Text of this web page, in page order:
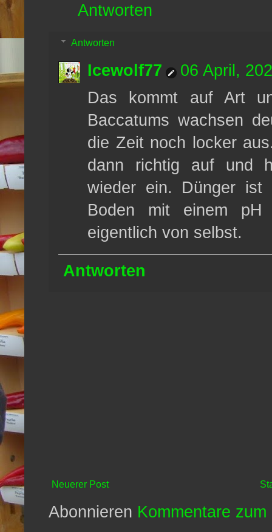
Antworten
Antworten
Icewolf77
06 April,
Das kommt auf Art
Baccatums wachsen
die Zeit noch locker
dann richtig auf und
wieder ein. Dünger ist
Boden mit einem
eigentlich von selbst.
Antworten
Neuerer Post
Abonnieren Kommentare